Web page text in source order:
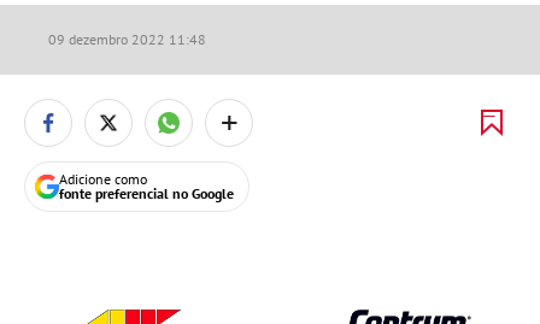
09 dezembro 2022 11:48
+
Adicione como
fonte preferencial no Google